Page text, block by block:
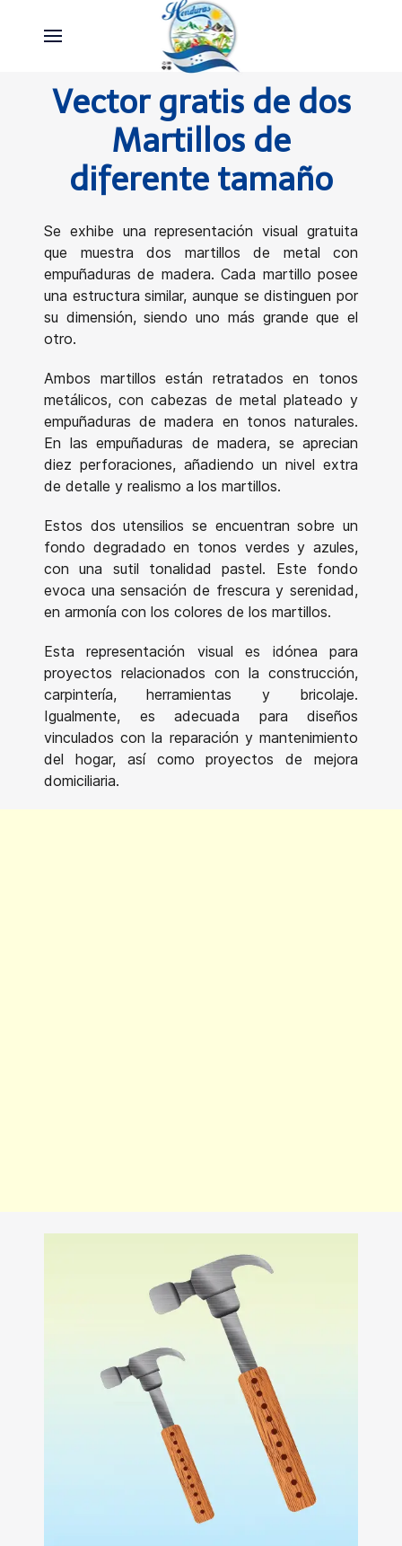
Vector gratis de dos
Martillos de
diferente tamaño
Se exhibe una representación visual gratuita
que muestra dos martillos de metal con
empuñaduras de madera. Cada martillo posee
una estructura similar, aunque se distinguen por
su dimensión, siendo uno más grande que el
otro.
Ambos martillos están retratados en tonos
metálicos, con cabezas de metal plateado y
empuñaduras de madera en tonos naturales.
En las empuñaduras de madera, se aprecian
diez perforaciones, añadiendo un nivel extra
de detalle y realismo a los martillos.
Estos dos utensilios se encuentran sobre un
fondo degradado en tonos verdes y azules,
con una sutil tonalidad pastel. Este fondo
evoca una sensación de frescura y serenidad,
en armonía con los colores de los martillos.
Esta representación visual es idónea para
proyectos relacionados con la construcción,
carpintería, herramientas y bricolaje.
Igualmente, es adecuada para diseños
vinculados con la reparación y mantenimiento
del hogar, así como proyectos de mejora
domiciliaria.